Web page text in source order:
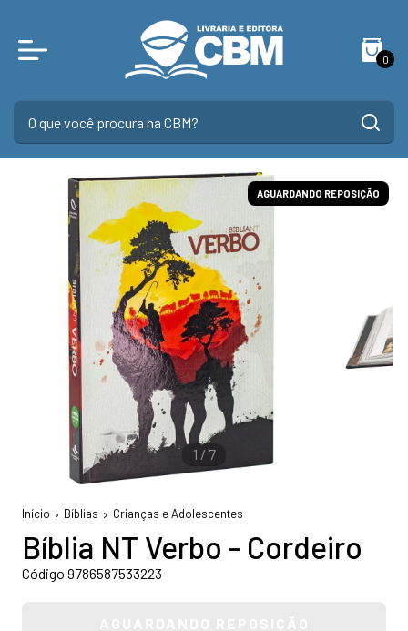
0
AGUARDANDO REPOSIÇÃO
1 / 7
Início Bíblias Crianças e Adolescentes
Bíblia NT Verbo - Cordeiro
Código 9786587533223